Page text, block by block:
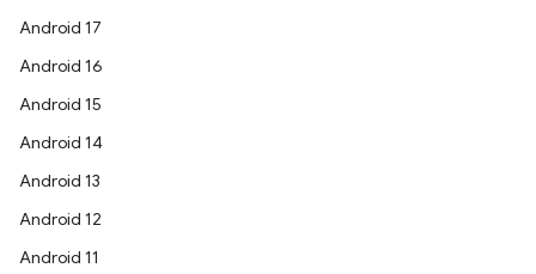
Android 17
Android 16
Android 15
Android 14
Android 13
Android 12
Android 11